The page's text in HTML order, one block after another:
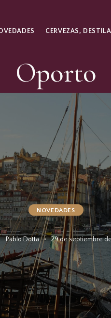
CERVEZAS,
Oporto
NOVEDADES
Pablo Dotta 29 de septiembre